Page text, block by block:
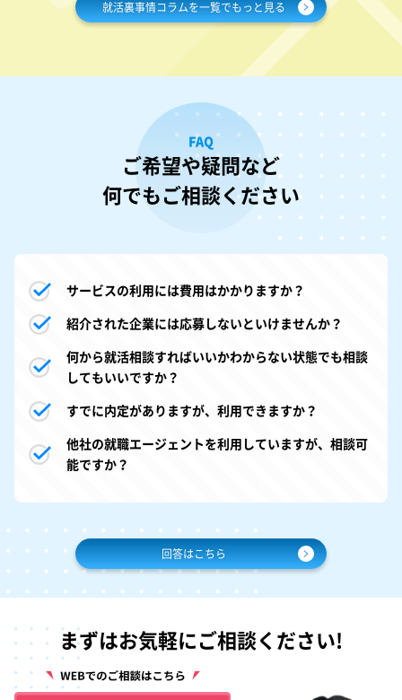
就活裏事情コラムを一覧でもっと見る
FAQ
ご希望や疑問など
何でもご相談ください
サービスの利用には費用はかかりますか？
紹介された企業には応募しないといけませんか？
何から就活相談すればいいかわからない状態でも相談
してもいいですか？
すでに内定がありますが、利用できますか？
他社の就職エージェントを利用していますが、相談可
能ですか？
回答はこちら
まずはお気軽にご相談ください!